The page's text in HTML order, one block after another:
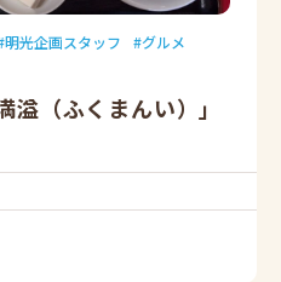
明光企画スタッフ
グルメ
（ふくまんい）」